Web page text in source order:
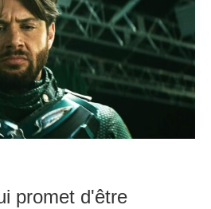
promet d'être